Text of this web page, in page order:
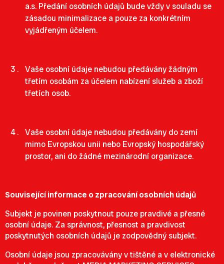
a.s. Předání osobních údajů bude vždy v souladu se
zásadou minimalizace a pouze za konkrétním
vyjádřeným účelem.
Vaše osobní údaje nebudou předávány žádným
třetím osobám za účelem nabízení služeb a zboží
třetích osob.
Vaše osobní údaje nebudou předávány do zemí
mimo Evropskou unii nebo Evropský hospodářský
prostor, ani do žádné mezinárodní organizace.
Související informace o zpracování osobních údajů
Subjekt je povinen poskytnout pouze pravdivé a přesné
osobní údaje. Za správnost, přesnost a pravdivost
poskytnutých osobních údajů je zodpovědný subjekt.
Osobní údaje jsou zpracovávány v tištěné a v elektronické